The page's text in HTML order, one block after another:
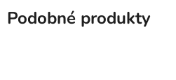
Podobné produkty